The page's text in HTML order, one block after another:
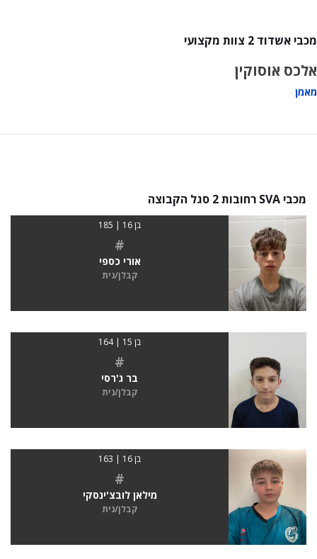
מכבי אשדוד 2 צוות מקצועי
אלכס אוסוקין
מאמן
מכבי SVA רחובות 2 סגל הקבוצה
בן 16 | 185
#
אורי כספי
קבלן/נית
בן 15 | 164
#
בר ג'רסי
קבלן/נית
בן 16 | 163
#
מילאן לובצ'ינסקי
קבלן/נית